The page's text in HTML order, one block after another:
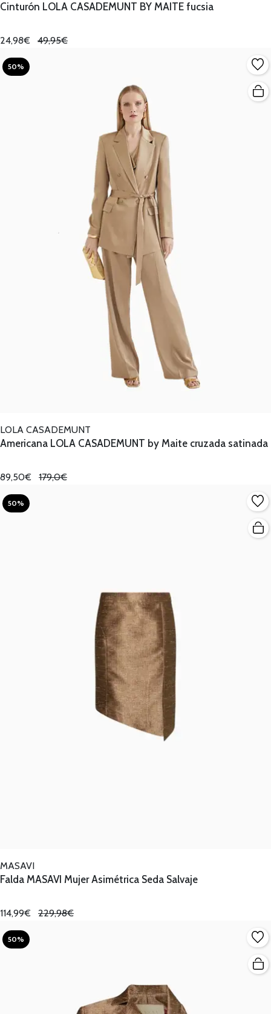
Cinturón LOLA CASADEMUNT BY MAITE fucsia
24,98€ 49,95€
50%
LOLA CASADEMUNT
Americana LOLA CASADEMUNT by Maite cruzada satinada
89,50€ 179,0€
50%
MASAVI
Falda MASAVI Mujer Asimétrica Seda Salvaje
114,99€ 229,98€
50%